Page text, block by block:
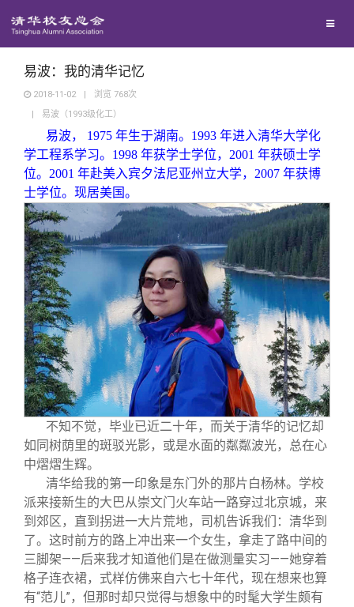
西南联大校友会
义工计划
新媒体平台
青春风采
校友讲坛
校友视界
校友服务
终身学习
信息化服务
三创大赛
实用信息
校友总会
总会简介
会长致辞
总会章程
理事会名单
制度法规
联系我们
关闭
易波：我的清华记忆
2018-11-02 | 浏览 768次
|
易波（1993级化工）
易波， 1975 年生于湖南。1993 年进入清华大学化
学工程系学习。1998 年获学士学位，2001 年获硕士学
位。2001 年赴美入宾夕法尼亚州立大学，2007 年获博
士学位。现居美国。
不知不觉，毕业已近二十年，而关于清华的记忆却
如同树荫里的斑驳光影，或是水面的粼粼波光，总在心
中熠熠生辉。
清华给我的第一印象是东门外的那片白杨林。学校
派来接新生的大巴从崇文门火车站一路穿过北京城，来
到郊区，直到拐进一大片荒地，司机告诉我们：清华到
了。这时前方的路上冲出来一个女生，拿走了路中间的
三脚架——后来我才知道他们是在做测量实习——她穿着
格子连衣裙，式样仿佛来自六七十年代，现在想来也算
有“范儿”，但那时却只觉得与想象中的时髦大学生颇有